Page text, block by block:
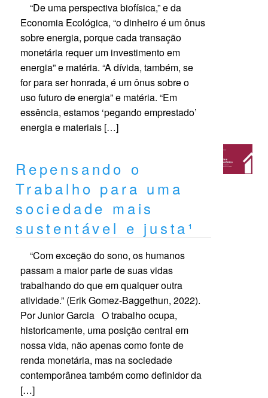
“De uma perspectiva biofísica,” e da
Economia Ecológica, “o dinheiro é um ônus
sobre energia, porque cada transação
monetária requer um investimento em
energia” e matéria. “A dívida, também, se
for para ser honrada, é um ônus sobre o
uso futuro de energia” e matéria. “Em
essência, estamos ‘pegando emprestado’
energia e materiais […]
Repensando o
Trabalho para uma
sociedade mais
sustentável e justa¹
“Com exceção do sono, os humanos
passam a maior parte de suas vidas
trabalhando do que em qualquer outra
atividade.” (Erik Gomez-Baggethun, 2022).
Por Junior Garcia O trabalho ocupa,
historicamente, uma posição central em
nossa vida, não apenas como fonte de
renda monetária, mas na sociedade
contemporânea também como definidor da
[…]